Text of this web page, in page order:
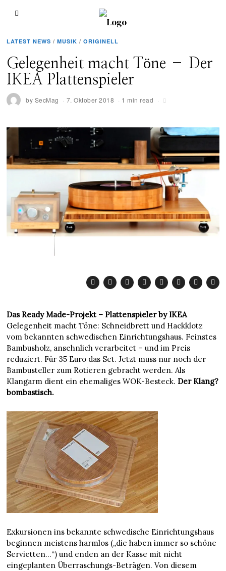
LATEST NEWS / MUSIK / ORIGINELL
Gelegenheit macht Töne – Der
IKEA Plattenspieler
by SecMag 7. Oktober 2018 1 min read
Das Ready Made-Projekt – Plattenspieler by IKEA
Gelegenheit macht Töne: Schneidbrett und Hackklotz
vom bekannten schwedischen Einrichtungshaus. Feinstes
Bambusholz, ansehnlich verarbeitet – und im Preis
reduziert. Für 35 Euro das Set. Jetzt muss nur noch der
Bambusteller zum Rotieren gebracht werden. Als
Klangarm dient ein ehemaliges WOK-Besteck. Der Klang?
bombastisch.
Exkursionen ins bekannte schwedische Einrichtungshaus
beginnen meistens harmlos („die haben immer so schöne
Servietten…“) und enden an der Kasse mit nicht
eingeplanten Überraschungs-Beträgen. Von diesem